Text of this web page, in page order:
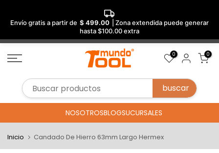
Envío gratis a partir de $ 499.00
| Zona extendida puede generar
hasta $100.00 extra
Saltar
al
0 0
NOSOTROSBLOGSUCURSALES
Inicio Candado De Hierro 63mm Largo Hermex